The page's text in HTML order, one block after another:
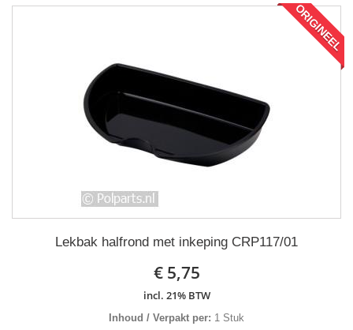
ORIGINEEL
Lekbak halfrond met inkeping CRP117/01
€ 5,75
incl. 21% BTW
Inhoud / Verpakt per: 1 Stuk